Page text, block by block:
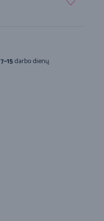
7–15darbo dienų.